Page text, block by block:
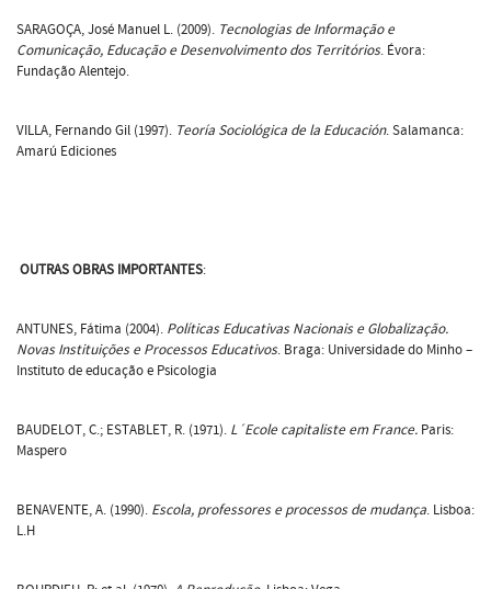
SARAGOÇA, José Manuel L. (2009). Tecnologias de Informação e
Comunicação, Educação e Desenvolvimento dos Territórios. Évora:
Fundação Alentejo.
VILLA, Fernando Gil (1997). Teoría Sociológica de la Educación. Salamanca:
Amarú Ediciones
OUTRAS OBRAS IMPORTANTES:
ANTUNES, Fátima (2004). Políticas Educativas Nacionais e Globalização.
Novas Instituições e Processos Educativos. Braga: Universidade do Minho –
Instituto de educação e Psicologia
BAUDELOT, C.; ESTABLET, R. (1971). L´Ecole capitaliste em France. Paris:
Maspero
BENAVENTE, A. (1990). Escola, professores e processos de mudança. Lisboa:
L.H